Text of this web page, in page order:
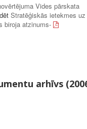
Vides pārskata
Stratēģiskās ietekmes uz
biroja atzinums-
arhīvs